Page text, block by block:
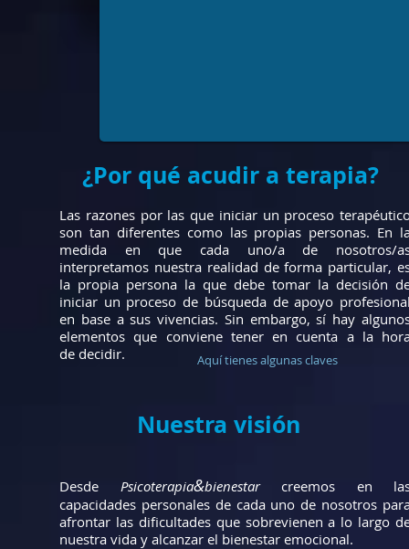
¿Por qué acudir a terapia?
Aquí tienes algunas claves
Las razones por las que iniciar un proceso
son tan diferentes como las propias personas. En
medida en que cada uno/a de nosotros/
interpretamos nuestra realidad de forma particular,
la propia persona la que debe tomar la decisión
iniciar un proceso de búsqueda de apoyo
en base a sus vivencias. Sin embargo, sí hay
elementos que conviene tener en cuenta a la
de decidir.
Nuestra visión
Desde Psicoterapia&bienestarcreemos en
capacidades personales de cada uno de nosotros
afrontar las dificultades que sobrevienen a lo largo
nuestra vida y alcanzar el bienestar emocional.